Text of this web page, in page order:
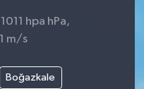
hpa hPa,
m/s
Boğazkale